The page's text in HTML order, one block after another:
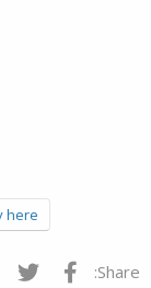
here.
Share: פייסבוק